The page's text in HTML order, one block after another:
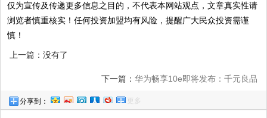
仅为宣传及传递更多信息之目的，不代表本网站观点，文章真实性请
浏览者慎重核实！任何投资加盟均有风险，提醒广大民众投资需谨
慎！
上一篇：没有了
下一篇： 华为畅享10e即将发布：千元良品
分享到： 更多